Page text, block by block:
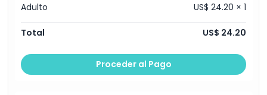
Adulto
US$ 24.20 × 1
Total US$ 24.20
Proceder al Pago